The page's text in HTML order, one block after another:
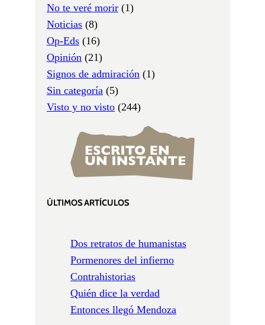
No te veré morir (1)
Noticias (8)
Op-Eds (16)
Opinión (21)
Signos de admiración (1)
Sin categoría (5)
Visto y no visto (244)
ÚLTIMOS ARTÍCULOS
Dos retratos de humanistas
Pormenores del infierno
Contrahistorias
Quién dice la verdad
Entonces llegó Mendoza